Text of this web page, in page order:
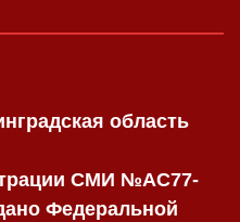
область
СМИ №AC77-
Федеральной